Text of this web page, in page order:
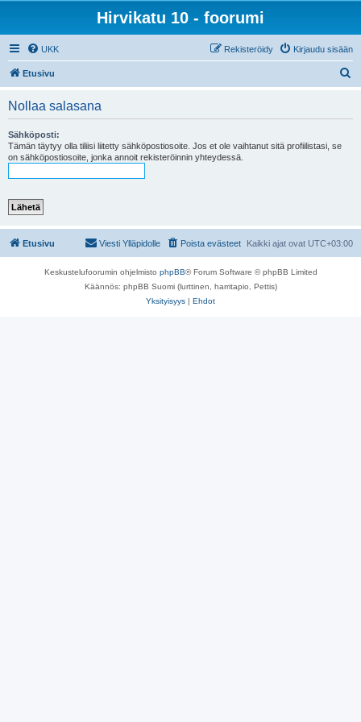
Hirvikatu 10 - foorumi
UKK Kirjaudu sisään
Rekisteröidy
Etusivu
Nollaa salasana
Sähköposti:
Tämän täytyy olla tiliisi liitetty sähköpostiosoite. Jos et ole vaihtanut sitä profiilistasi, se
on sähköpostiosoite, jonka annoit rekisteröinnin yhteydessä.
Etusivu Kaikki ajat ovat UTC+03:00
Poista evästeet
Viesti Ylläpidolle
Keskustelufoorumin ohjelmisto phpBB® Forum Software © phpBB Limited
Käännös: phpBB Suomi (lurttinen, harritapio, Pettis)
Yksityisyys | Ehdot